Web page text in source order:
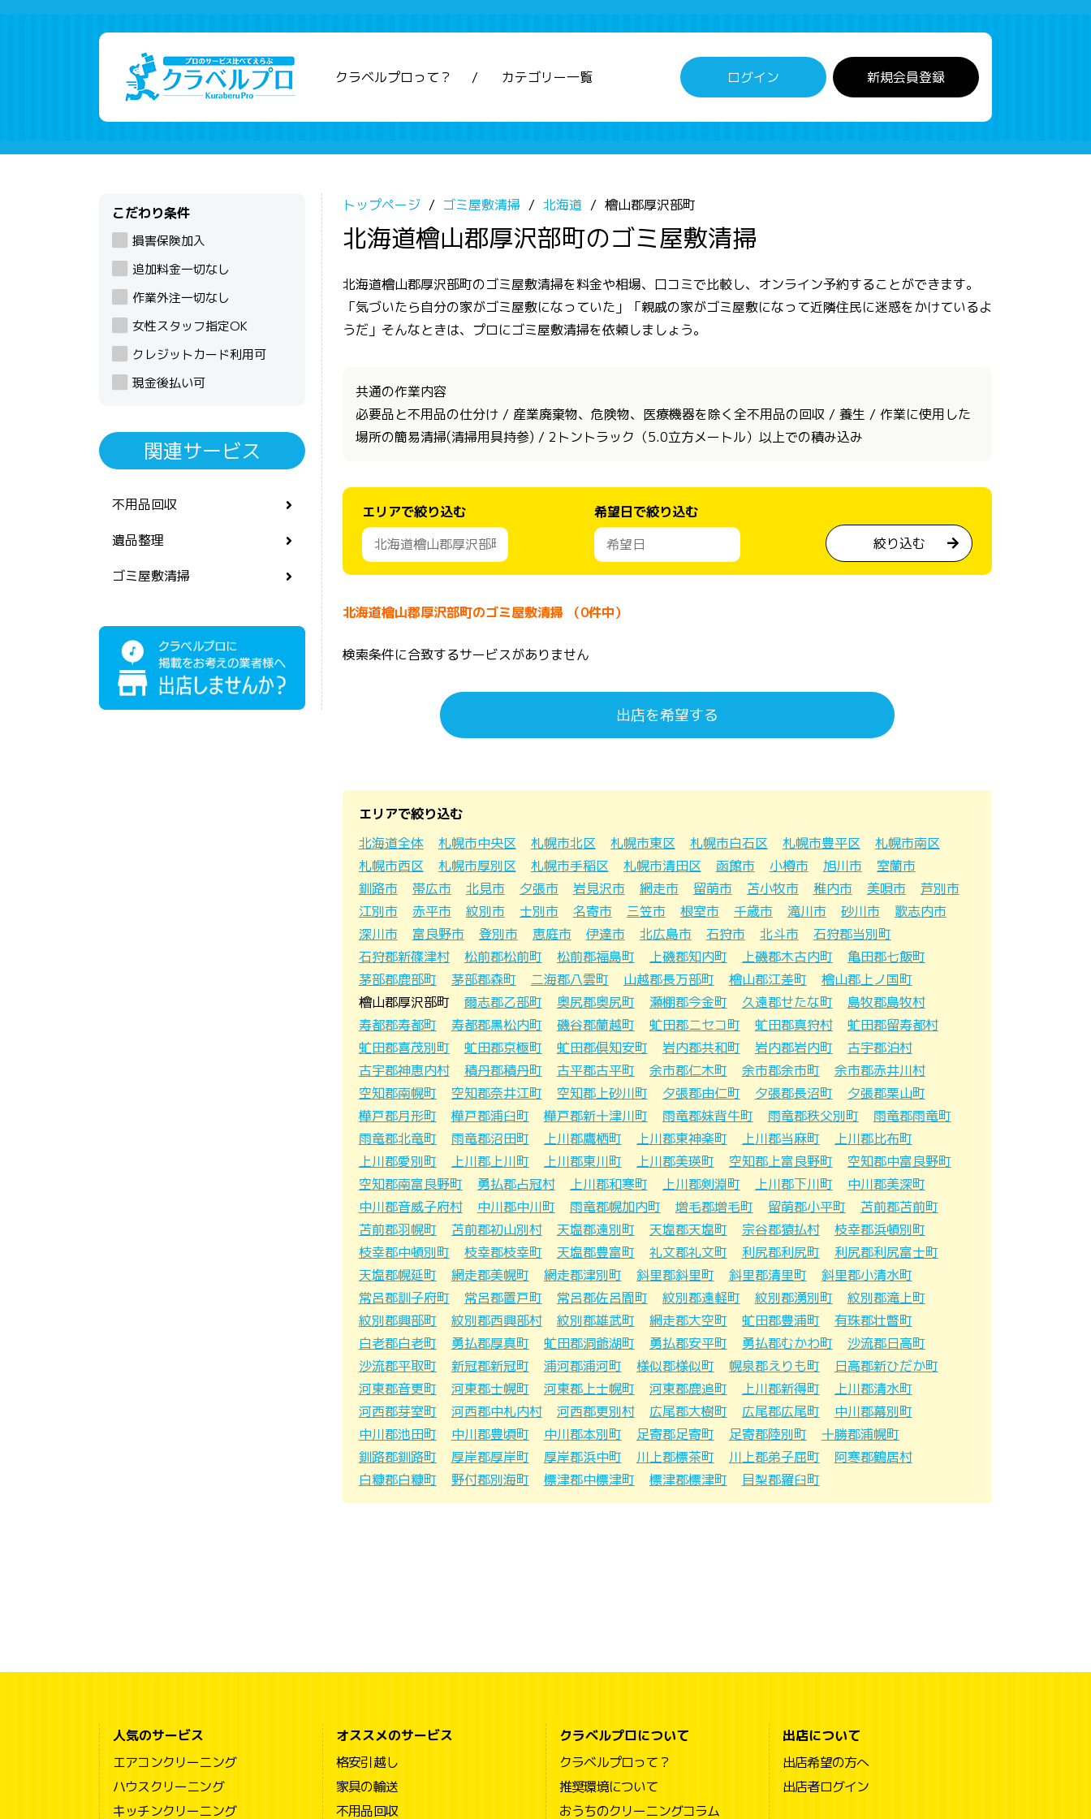
クラベルプロって？ カテゴリー一覧 ログイン 新規会員登録
トップページ ゴミ屋敷清掃 北海道 檜山郡厚沢部町
北海道檜山郡厚沢部町のゴミ屋敷清掃
北海道檜山郡厚沢部町のゴミ屋敷清掃を料金や相場、口コミで比較し、オンライン予約することができます。
「気づいたら自分の家がゴミ屋敷になっていた」「親戚の家がゴミ屋敷になって近隣住民に迷惑をかけているよ
うだ」そんなときは、プロにゴミ屋敷清掃を依頼しましょう。
共通の作業内容
必要品と不用品の仕分け / 産業廃棄物、危険物、医療機器を除く全不用品の回収 / 養生 / 作業に使用した
場所の簡易清掃(清掃用具持参) / 2トントラック（5.0立方メートル）以上での積み込み
エリアで絞り込む
希望日で絞り込む
絞り込む
北海道檜山郡厚沢部町のゴミ屋敷清掃 （0件中）
検索条件に合致するサービスがありません
出店を希望する
エリアで絞り込む
北海道全体
札幌市中央区 札幌市北区 札幌市東区 札幌市白石区 札幌市豊平区
札幌市南区
札幌市西区
札幌市厚別区 札幌市手稲区 札幌市清田区 函館市 小樽市 旭川市
室蘭市
釧路市
帯広市 北見市 夕張市 岩見沢市 網走市 留萌市 苫小牧市 稚内市 美唄市
芦別市
江別市
赤平市 紋別市 士別市 名寄市 三笠市 根室市 千歳市 滝川市 砂川市
歌志内市
深川市
富良野市 登別市 恵庭市 伊達市 北広島市 石狩市 北斗市
石狩郡当別町
石狩郡新篠津村
松前郡松前町 松前郡福島町 上磯郡知内町 上磯郡木古内町
亀田郡七飯町
茅部郡鹿部町
茅部郡森町 二海郡八雲町 山越郡長万部町 檜山郡江差町
檜山郡上ノ国町
檜山郡厚沢部町
爾志郡乙部町 奥尻郡奥尻町 瀬棚郡今金町 久遠郡せたな町
島牧郡島牧村
寿都郡寿都町
寿都郡黒松内町 磯谷郡蘭越町 虻田郡ニセコ町 虻田郡真狩村
虻田郡留寿都村
虻田郡喜茂別町
虻田郡京極町 虻田郡倶知安町 岩内郡共和町 岩内郡岩内町
古宇郡泊村
古宇郡神恵内村
積丹郡積丹町 古平郡古平町 余市郡仁木町 余市郡余市町
余市郡赤井川村
空知郡南幌町
空知郡奈井江町 空知郡上砂川町 夕張郡由仁町 夕張郡長沼町
夕張郡栗山町
樺戸郡月形町
樺戸郡浦臼町 樺戸郡新十津川町 雨竜郡妹背牛町 雨竜郡秩父別町
雨竜郡雨竜町
雨竜郡北竜町
雨竜郡沼田町 上川郡鷹栖町 上川郡東神楽町 上川郡当麻町
上川郡比布町
上川郡愛別町
上川郡上川町 上川郡東川町 上川郡美瑛町 空知郡上富良野町
空知郡中富良野町
空知郡南富良野町
勇払郡占冠村 上川郡和寒町 上川郡剣淵町 上川郡下川町
中川郡美深町
中川郡音威子府村
中川郡中川町 雨竜郡幌加内町 増毛郡増毛町 留萌郡小平町
苫前郡苫前町
苫前郡羽幌町
苫前郡初山別村 天塩郡遠別町 天塩郡天塩町 宗谷郡猿払村
枝幸郡浜頓別町
枝幸郡中頓別町
枝幸郡枝幸町 天塩郡豊富町 礼文郡礼文町 利尻郡利尻町
利尻郡利尻富士町
天塩郡幌延町
網走郡美幌町 網走郡津別町 斜里郡斜里町 斜里郡清里町
斜里郡小清水町
常呂郡訓子府町
常呂郡置戸町 常呂郡佐呂間町 紋別郡遠軽町 紋別郡湧別町
紋別郡滝上町
紋別郡興部町
紋別郡西興部村 紋別郡雄武町 網走郡大空町 虻田郡豊浦町
有珠郡壮瞥町
白老郡白老町
勇払郡厚真町 虻田郡洞爺湖町 勇払郡安平町 勇払郡むかわ町
沙流郡日高町
沙流郡平取町
新冠郡新冠町 浦河郡浦河町 様似郡様似町 幌泉郡えりも町
日高郡新ひだか町
河東郡音更町
河東郡士幌町 河東郡上士幌町 河東郡鹿追町 上川郡新得町
上川郡清水町
河西郡芽室町
河西郡中札内村 河西郡更別村 広尾郡大樹町 広尾郡広尾町
中川郡幕別町
中川郡池田町
中川郡豊頃町 中川郡本別町 足寄郡足寄町 足寄郡陸別町
十勝郡浦幌町
釧路郡釧路町
厚岸郡厚岸町 厚岸郡浜中町 川上郡標茶町 川上郡弟子屈町
阿寒郡鶴居村
白糠郡白糠町
野付郡別海町 標津郡中標津町 標津郡標津町 目梨郡羅臼町
こだわり条件
損害保険加入
追加料金一切なし
作業外注一切なし
女性スタッフ指定OK
クレジットカード利用可
現金後払い可
関連サービス
不用品回収
遺品整理
ゴミ屋敷清掃
人気のサービス
エアコンクリーニング
ハウスクリーニング
キッチンクリーニング
オススメのサービス
格安引越し
家具の輸送
不用品回収
クラベルプロについて
クラベルプロって？
推奨環境について
おうちのクリーニングコラム
出店について
出店希望の方へ
出店者ログイン